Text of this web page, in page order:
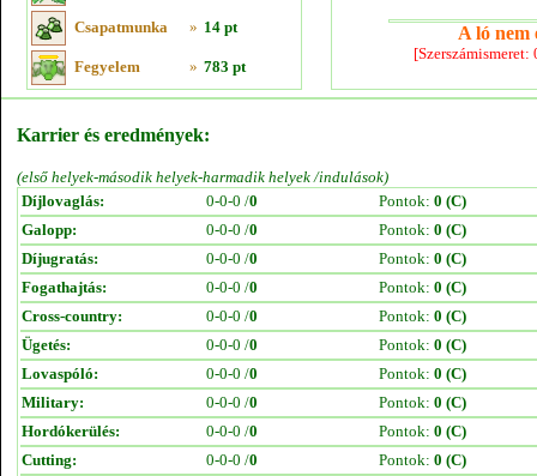
Csapatmunka » 14 pt
Fegyelem » 783 pt
A ló nem
Karrier és eredmények:
(első helyek-második helyek-harmadik helyek /indulások)
Díjlovaglás:
0-0-0 /0 Pontok: 0 (C)
Galopp:
0-0-0 /0 Pontok: 0 (C)
Díjugratás:
0-0-0 /0 Pontok: 0 (C)
Fogathajtás:
0-0-0 /0 Pontok: 0 (C)
Cross-country:
0-0-0 /0 Pontok: 0 (C)
Ügetés:
0-0-0 /0 Pontok: 0 (C)
Lovaspóló:
0-0-0 /0 Pontok: 0 (C)
Military:
0-0-0 /0 Pontok: 0 (C)
Hordókerülés:
0-0-0 /0 Pontok: 0 (C)
Cutting:
0-0-0 /0 Pontok: 0 (C)